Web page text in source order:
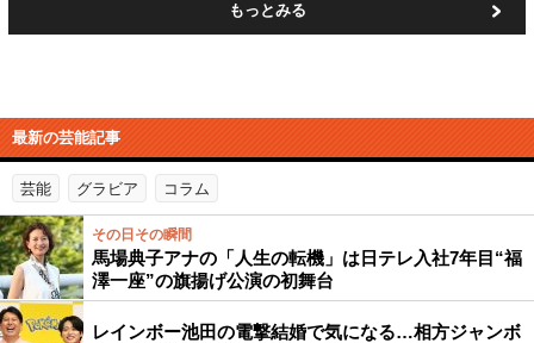
もっとみる
最新の芸能記事
芸能 グラビア コラム
その日その瞬間
馬場典子アナの「人生の転機」は日テレ入社7年目“福
澤一座”の旗揚げ公演の初舞台
レインボー池田の電撃結婚で気になる…相方ジャンボ